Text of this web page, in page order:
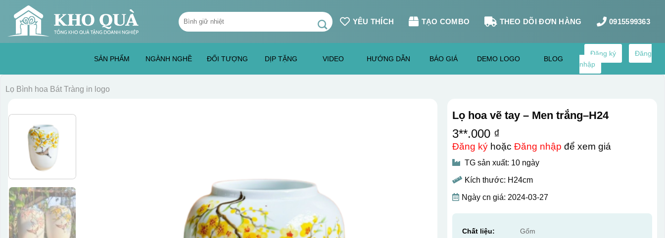
content
Tìm
kiếm:
YÊU THÍCH TẠO COMBO THEO DÕI ĐƠN HÀNG 0915599363
SẢN PHẨM NGÀNH NGHỀ ĐỐI TƯỢNG DỊP TẶNG VIDEO HƯỚNG DẪN BÁO GIÁ DEMO LOGO BLOG
Đăng ký
Đăng
nhập
Lọ Bình hoa Bát Tràng in logo
Lọ hoa vẽ tay – Men trắng–H24
3**.000 ₫
Đăng kýhoặc Đăng nhập để xem giá
TG sản xuất: 10 ngày
Kích thước: H24cm
Ngày cn giá: 2024-03-27
Chất liệu: Gốm